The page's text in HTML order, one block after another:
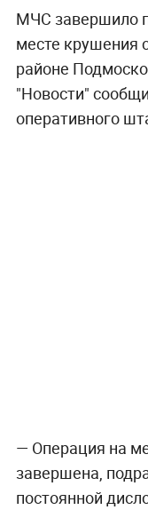
МЧС завершило
месте крушения
районе
"Новости"
оперативного
— Операция на
завершена,
постоянной